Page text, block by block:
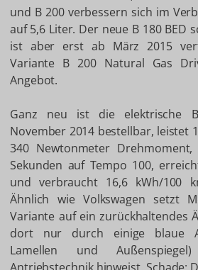
und B 200 verbessern sich im
auf 5,6 Liter. Der neue B 180 BED
ist aber erst ab März 2015
Variante B 200 Natural Gas
Angebot.
Ganz neu ist die elektrische
November 2014 bestellbar, leistet
340 Newtonmeter
Sekunden auf Tempo 100,
und verbraucht 16,6 kWh/100
Ähnlich wie Volkswagen setzt
Variante auf ein zurückhaltendes
dort nur durch einige blaue
Lamellen und